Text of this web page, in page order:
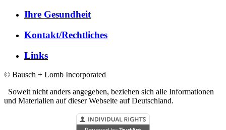
Ihre Gesundheit
Kontakt/Rechtliches
Links
© Bausch + Lomb Incorporated
Soweit nicht anders angegeben, beziehen sich alle Informationen
und Materialien auf dieser Webseite auf Deutschland.